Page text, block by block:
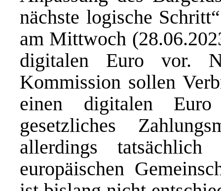
nächste logische
am Mittwoch
digitalen Euro vor.
Kommission sollen
einen digitalen
gesetzliches
allerdings
europäischen